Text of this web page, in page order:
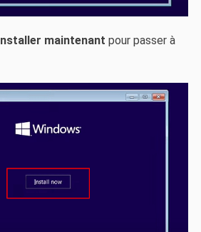
Installer maintenant pour passer à